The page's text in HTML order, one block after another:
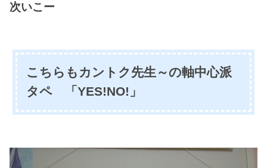
次いこー
こちらもカントク先生～の軸中心派
タペ 「 YES!NO!」